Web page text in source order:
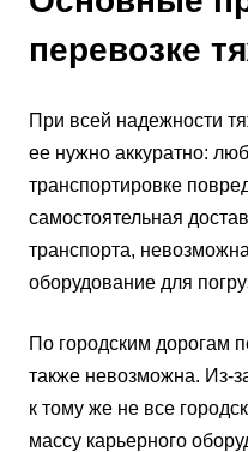
перевозке
При всей надежности
ее нужно аккуратно:
транспортировке
самостоятельная
транспорта,
оборудование для
По городским дорогам
также невозможна. Из-
к тому же не все
массу карьерного